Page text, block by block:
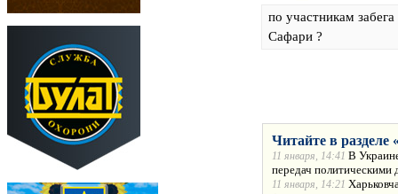
по участникам
Сафари ?
Читайте в разделе
11 января, 14:41 В
передач политическими
11 января, 14:21